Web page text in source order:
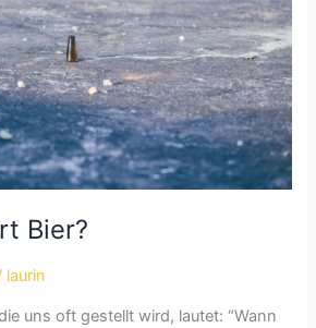
Bier?
laurin
uns oft gestellt wird, lautet: “Wann